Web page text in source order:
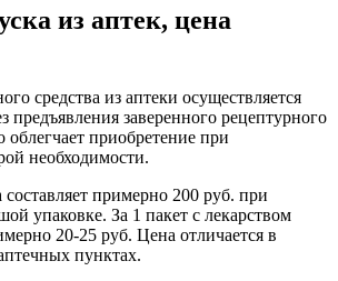
из аптек, цена
средства из аптеки осуществляется
предъявления заверенного рецептурного
облегчает приобретение при
необходимости.
примерно 200 руб. при
упаковке. За 1 пакет с лекарством
20-25 руб. Цена отличается в
пунктах.